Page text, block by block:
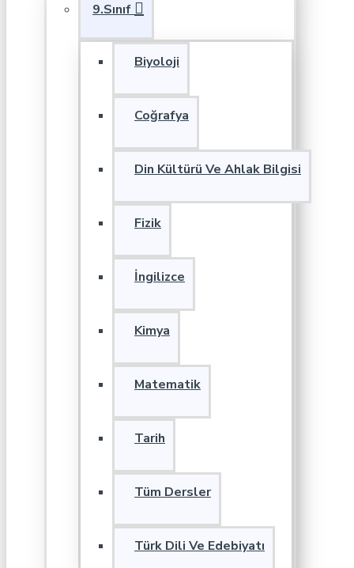
9.Sınıf
Biyoloji
Coğrafya
Din Kültürü Ve Ahlak Bilgisi
Fizik
İngilizce
Kimya
Matematik
Tarih
Tüm Dersler
Türk Dili Ve Edebiyatı